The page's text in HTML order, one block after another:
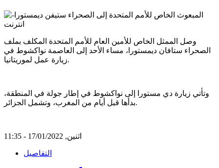
وصل الممثل الخاص للأمين العام للأمم المتحدة المكلف بملف
الصحراء ستافان ديمستورا، مساء الأحد إلى العاصمة نواكشوط في
زيارة عمل لموريتانيا.
وتأتي زيارة دي مستورا إلى نواكشوط في إطار جولة في المنطقة،
بدأها قبل أيام من المغرب، وتشمل الجزائر.
اثنين, 17/01/2022 - 11:35
التفاصيل